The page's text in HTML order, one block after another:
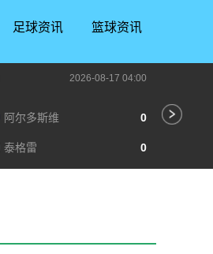
足球资讯 篮球资讯
2026-08-17 04:00
阿尔多斯维 0
泰格雷 0